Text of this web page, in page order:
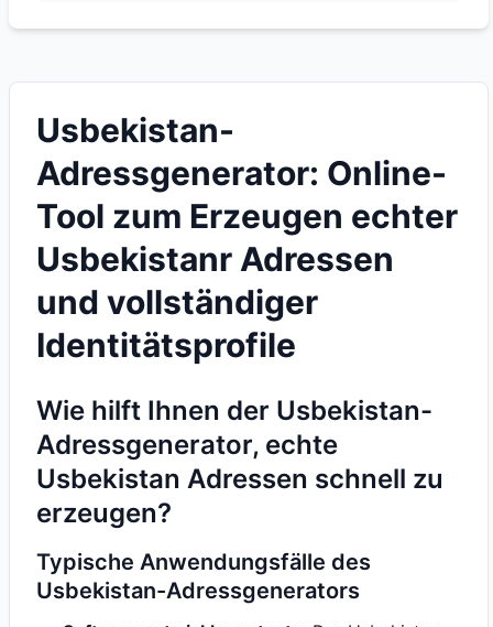
Usbekistan-
Adressgenerator: Online-
Tool zum Erzeugen echter
Usbekistanr Adressen
und vollständiger
Identitätsprofile
Wie hilft Ihnen der Usbekistan-
Adressgenerator, echte
Usbekistan Adressen schnell zu
erzeugen?
Typische Anwendungsfälle des
Usbekistan-Adressgenerators